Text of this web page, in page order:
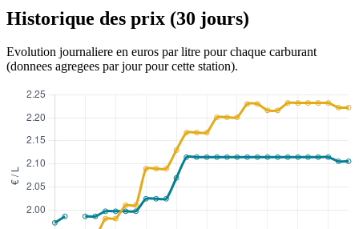
Historique des prix (30 jours)
Evolution journaliere en euros par litre pour chaque carburant
(donnees agregees par jour pour cette station).